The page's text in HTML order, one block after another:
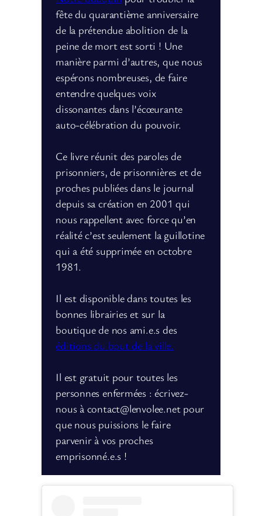
fête du quarantième anniversaire
de la prétendue abolition de la
peine de mort est sorti ! Une
manière parmi d’autres, que nous
espérons nombreuses, de faire
entendre quelques voix
dissonantes dans l’écœurante
auto-célébration du pouvoir.
Ce livre réunit des paroles de
prisonniers, de prisonnières et de
proches publiées dans le journal
depuis sa création en 2001 qui
nous rappellent avec force qu’en
réalité c’est seulement la guillotine
qui a été supprimée en octobre
1981.
Il est disponible dans toutes les
bonnes librairies et sur la
boutique de nos ami.e.s des
éditions du bout de la ville.
Il est gratuit pour toutes les
personnes enfermées : écrivez-
nous à contact@lenvolee.net pour
que nous puissions le faire
parvenir à vos proches
emprisonné.e.s !